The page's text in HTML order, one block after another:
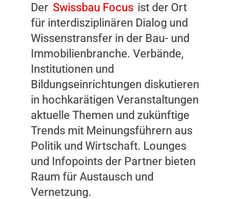
Der Swissbau Focus ist der Ort
für interdisziplinären Dialog und
Wissenstransfer in der Bau- und
Immobilienbranche. Verbände,
Institutionen und
Bildungseinrichtungen diskutieren
in hochkarätigen Veranstaltungen
aktuelle Themen und zukünftige
Trends mit Meinungsführern aus
Politik und Wirtschaft. Lounges
und Infopoints der Partner bieten
Raum für Austausch und
Vernetzung.